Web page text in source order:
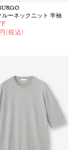
ーネックニット 半袖
(税込)